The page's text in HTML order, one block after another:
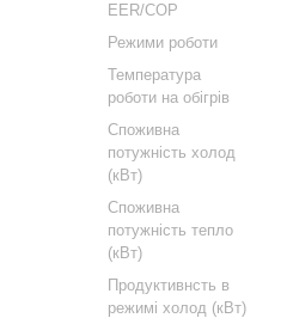
EER/COP
Режими роботи
Температура
роботи на обігрів
Споживна
потужність холод
(кВт)
Споживна
потужність тепло
(кВт)
Продуктивнсть в
режимі холод (кВт)